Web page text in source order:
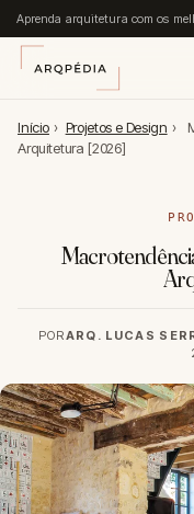
Aprenda arquitetura com os
Início › Projetos e Design ›
Arquitetura [2026]
PORARQ. LUCAS